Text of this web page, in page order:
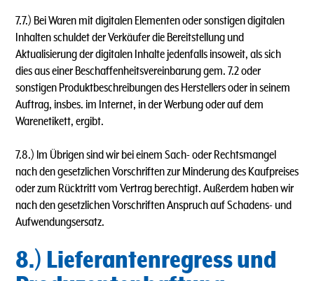
7.7.) Bei Waren mit digitalen Elementen oder sonstigen digitalen
Inhalten schuldet der Verkäufer die Bereitstellung und
Aktualisierung der digitalen Inhalte jedenfalls insoweit, als sich
dies aus einer Beschaffenheitsvereinbarung gem. 7.2 oder
sonstigen Produktbeschreibungen des Herstellers oder in seinem
Auftrag, insbes. im Internet, in der Werbung oder auf dem
Warenetikett, ergibt.
7.8.) lm Übrigen sind wir bei einem Sach- oder Rechtsmangel
nach den gesetzlichen Vorschriften zur Minderung des Kaufpreises
oder zum Rücktritt vom Vertrag berechtigt. Außerdem haben wir
nach den gesetzlichen Vorschriften Anspruch auf Schadens- und
Aufwendungsersatz.
8.) Lieferantenregress und